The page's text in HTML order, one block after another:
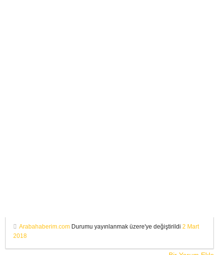
Arabahaberim.com Durumu yayınlanmak üzere'ye değiştirildi 2 Mart
2018